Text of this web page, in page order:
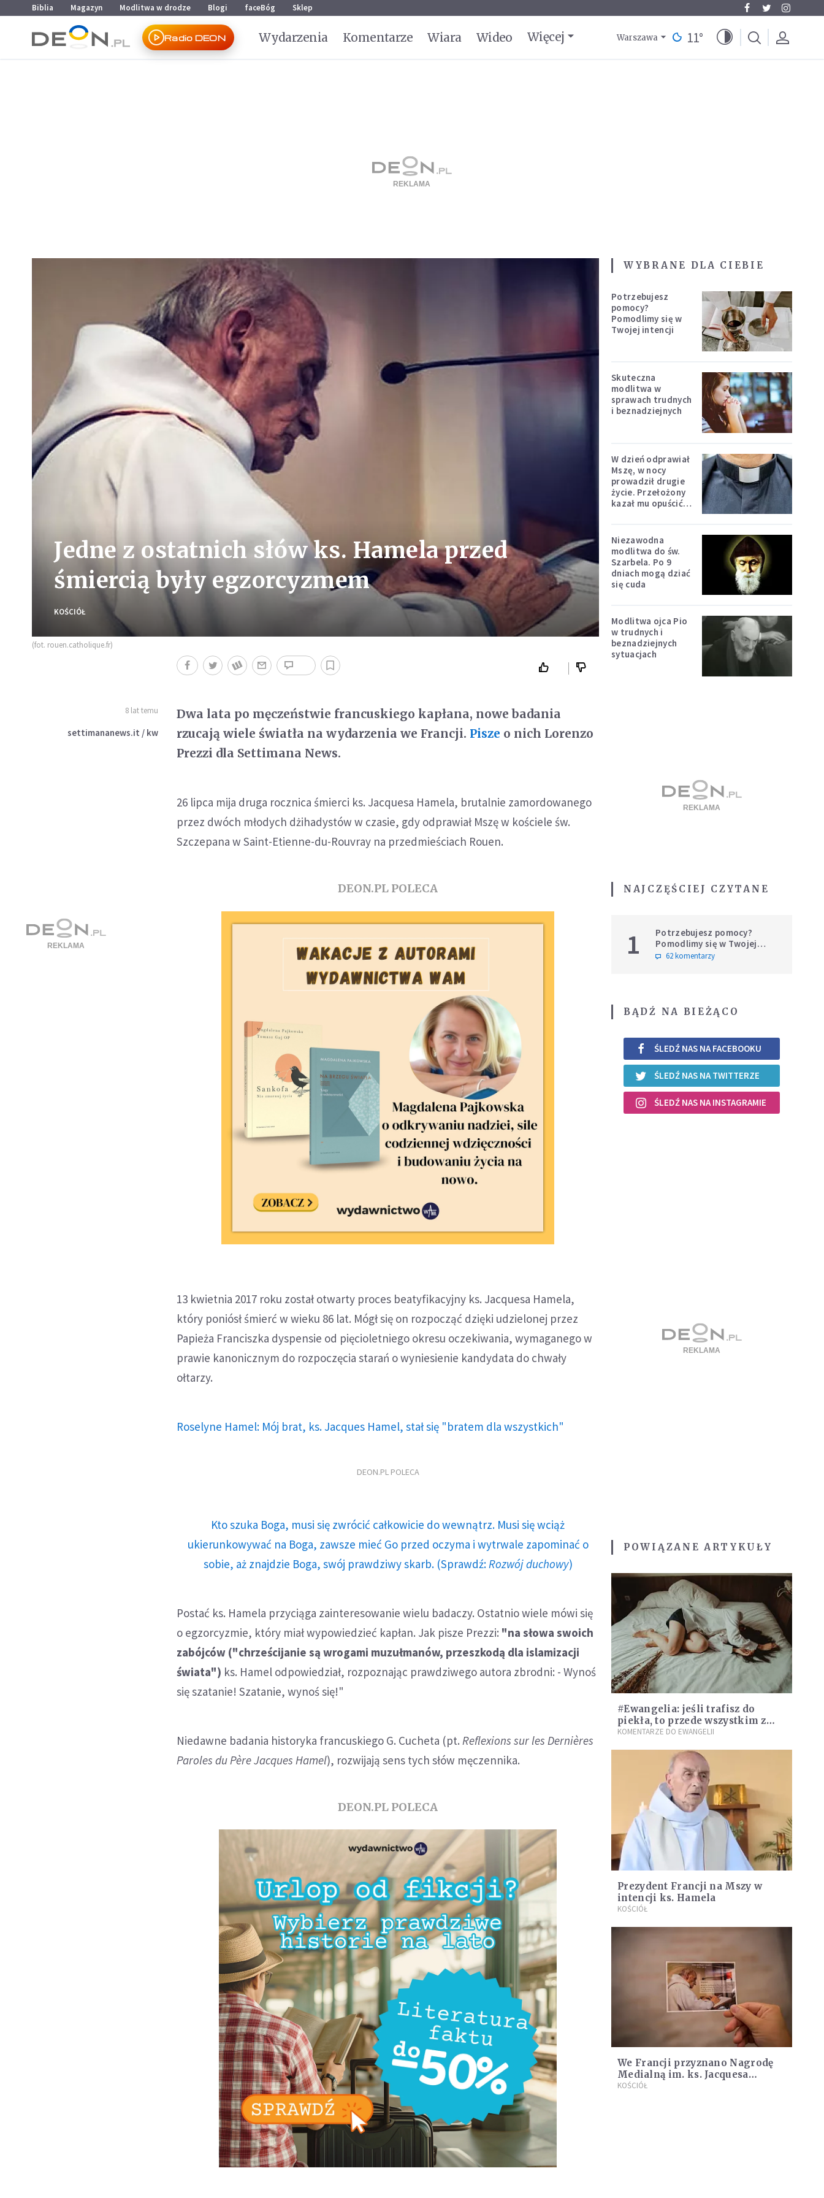
Przejdź do menu głównego
Przejdź do treści
Biblia Magazyn Modlitwa w drodze Blogi faceBóg Sklep
Radio DEON Wydarzenia Komentarze Wiara Wideo Więcej Warszawa 11°
Jedne z ostatnich słów ks. Hamela przed
śmiercią były egzorcyzmem
KOŚCIÓŁ
(fot. rouen.catholique.fr)
8 lat temu
settimananews.it / kw
Dwa lata po męczeństwie francuskiego kapłana, nowe badania
rzucają wiele światła na wydarzenia we Francji. Pisze o nich Lorenzo
Prezzi dla Settimana News.
26 lipca mija druga rocznica śmierci ks. Jacquesa Hamela, brutalnie zamordowanego
przez dwóch młodych dżihadystów w czasie, gdy odprawiał Mszę w kościele św.
Szczepana w Saint-Etienne-du-Rouvray na przedmieściach Rouen.
DEON.PL POLECA
13 kwietnia 2017 roku został otwarty proces beatyfikacyjny ks. Jacquesa Hamela,
który poniósł śmierć w wieku 86 lat. Mógł się on rozpocząć dzięki udzielonej przez
Papieża Franciszka dyspensie od pięcioletniego okresu oczekiwania, wymaganego w
prawie kanonicznym do rozpoczęcia starań o wyniesienie kandydata do chwały
ołtarzy.
Roselyne Hamel: Mój brat, ks. Jacques Hamel, stał się "bratem dla wszystkich"
DEON.PL POLECA
Kto szuka Boga, musi się zwrócić całkowicie do wewnątrz. Musi się wciąż
ukierunkowywać na Boga, zawsze mieć Go przed oczyma i wytrwale zapominać o
sobie, aż znajdzie Boga, swój prawdziwy skarb. (Sprawdź: Rozwój duchowy)
Postać ks. Hamela przyciąga zainteresowanie wielu badaczy. Ostatnio wiele mówi się
o egzorcyzmie, który miał wypowiedzieć kapłan. Jak pisze Prezzi: "na słowa swoich
zabójców ("chrześcijanie są wrogami muzułmanów, przeszkodą dla islamizacji
świata") ks. Hamel odpowiedział, rozpoznając prawdziwego autora zbrodni: - Wynoś
się szatanie! Szatanie, wynoś się!"
Niedawne badania historyka francuskiego G. Cucheta (pt. Reflexions sur les Dernières
Paroles du Père Jacques Hamel), rozwijają sens tych słów męczennika.
DEON.PL POLECA
WYBRANE DLA CIEBIE
Potrzebujesz
pomocy?
Pomodlimy się w
Twojej intencji
Skuteczna
modlitwa w
sprawach trudnych
i beznadziejnych
W dzień odprawiał
Mszę, w nocy
prowadził drugie
życie. Przełożony
kazał mu opuścić
Niezawodna
modlitwa do św.
Szarbela. Po 9
dniach mogą dziać
się cuda
Modlitwa ojca Pio
w trudnych i
beznadziejnych
sytuacjach
NAJCZĘŚCIEJ CZYTANE
1
Potrzebujesz pomocy?
Pomodlimy się w Twojej
intencji
62 komentarzy
BĄDŹ NA BIEŻĄCO
ŚLEDŹ NAS NA FACEBOOKU
ŚLEDŹ NAS NA TWITTERZE
ŚLEDŹ NAS NA INSTAGRAMIE
POWIĄZANE ARTYKUŁY
#Ewangelia: jeśli trafisz do
piekła, to przede wszystkim z
tego powodu
KOMENTARZE DO EWANGELII
Prezydent Francji na Mszy w
intencji ks. Hamela
KOŚCIÓŁ
We Francji przyznano Nagrodę
Medialną im. ks. Jacquesa
Hamela dla dziennikarzy
KOŚCIÓŁ